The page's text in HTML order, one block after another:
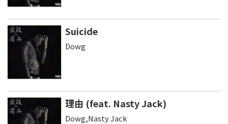
Suicide
Dowg
理由 (feat. Nasty Jack)
Dowg,Nasty Jack